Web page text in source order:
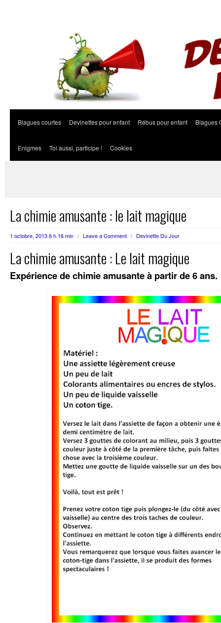
Blagues courtes Devinettes pour enfant Rébus pour enfant Blagues
Enigmes Toi aussi, participe ! Cookies
La chimie amusante : le lait magique
1 octobre, 2013 6 h 16 min / Leave a Comment / Devinette Du Jour
La chimie amusante : Le lait magique
Expérience de chimie amusante à partir de 6 ans.